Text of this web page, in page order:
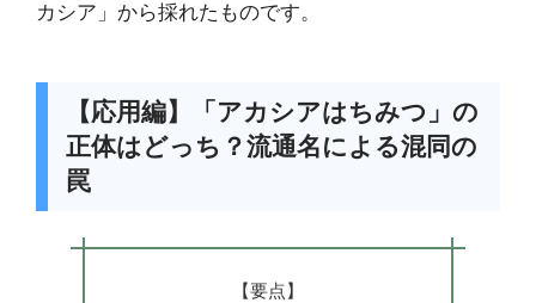
カシア」から採れたものです。
【応用編】「アカシアはちみつ」の
正体はどっち？流通名による混同の
罠
【要点】